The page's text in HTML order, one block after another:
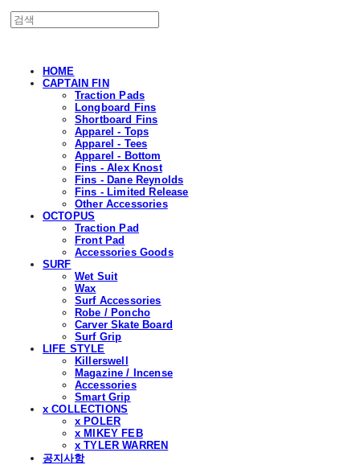
HOME
CAPTAIN FIN
Traction Pads
Longboard Fins
Shortboard Fins
Apparel - Tops
Apparel - Tees
Apparel - Bottom
Fins - Alex Knost
Fins - Dane Reynolds
Fins - Limited Release
Other Accessories
OCTOPUS
Traction Pad
Front Pad
Accessories Goods
SURF
Wet Suit
Wax
Surf Accessories
Robe / Poncho
Carver Skate Board
Surf Grip
LIFE STYLE
Killerswell
Magazine / Incense
Accessories
Smart Grip
x COLLECTIONS
x POLER
x MIKEY FEB
x TYLER WARREN
공지사항